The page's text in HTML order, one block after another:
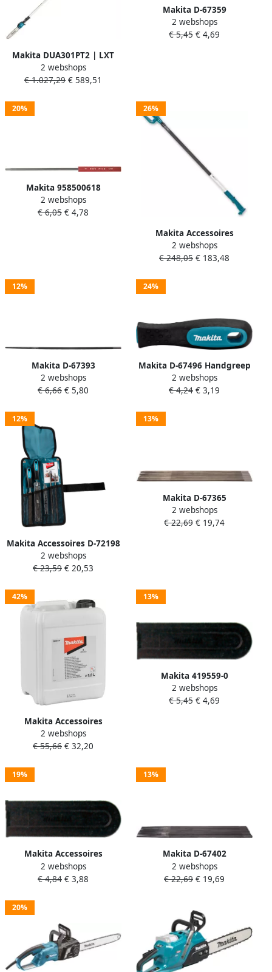
Makita DUA301PT2 | LXT
2x18 V | Telescopische accu
stokkettingzaag | 30 cm | 5
snellader | in doos
2 webshops
€ 1.027,29 € 589,51
Makita D-67359
Kettingzaagvijl 4 0mm 2pc |
Mtools
2 webshops
€ 5,45 € 4,69
20%
Makita 958500618
Kettingzaagvijl 4 5mm |
Mtools
2 webshops
€ 6,05 € 4,78
26%
Makita Accessoires
Telescoopsteel voor DUC122
| 220 cm 195595-7
2 webshops
€ 248,05 € 183,48
12%
Makita D-67393
Kettingzaagvijl 4 8mm 2pc |
Mtools
2 webshops
€ 6,66 € 5,80
24%
Makita D-67496 Handgreep
vijl kunststof | Mtools
2 webshops
€ 4,24 € 3,19
12%
Makita Accessoires D-72198
| Kettingzaagvijlset | 5.5
mm D-72198
2 webshops
€ 23,59 € 20,53
13%
Makita D-67365
Kettingzaagvijl 4 0mm 12pc
| Mtools
2 webshops
€ 22,69 € 19,74
42%
Makita Accessoires
Kettingzaagolie 5 liter
1910T9-4
2 webshops
€ 55,66 € 32,20
13%
Makita 419559-0
Transportbescherming
35cm | Mtools
2 webshops
€ 5,45 € 4,69
19%
Makita Accessoires
Transportbescherming
Lengte 130mm 416311-7
2 webshops
€ 4,84 € 3,88
13%
Makita D-67402
Kettingzaagvijl 4 8mm 12pc
| Mtools
2 webshops
€ 22,69 € 19,69
20%